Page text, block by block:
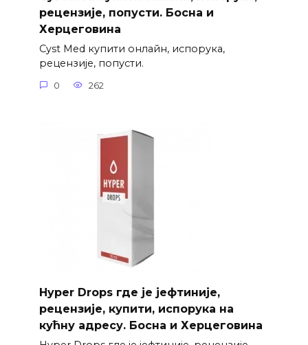
рецензије, попусти. Босна и
Херцеговина
Cyst Med купити онлайн, испорука,
рецензије, попусти.
0 262
Hyper Drops где је јефтиније,
рецензије, купити, испорука на
кућну адресу. Босна и Херцеговина